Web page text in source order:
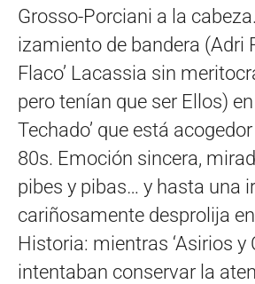
Grosso-Porciani a la
izamiento de bandera (Adri
Flaco’ Lacassia sin
pero tenían que ser Ellos) en
Techado’ que está
80s. Emoción sincera,
pibes y pibas… y hasta una
cariñosamente desprolija
Historia: mientras ‘Asirios y
intentaban conservar la